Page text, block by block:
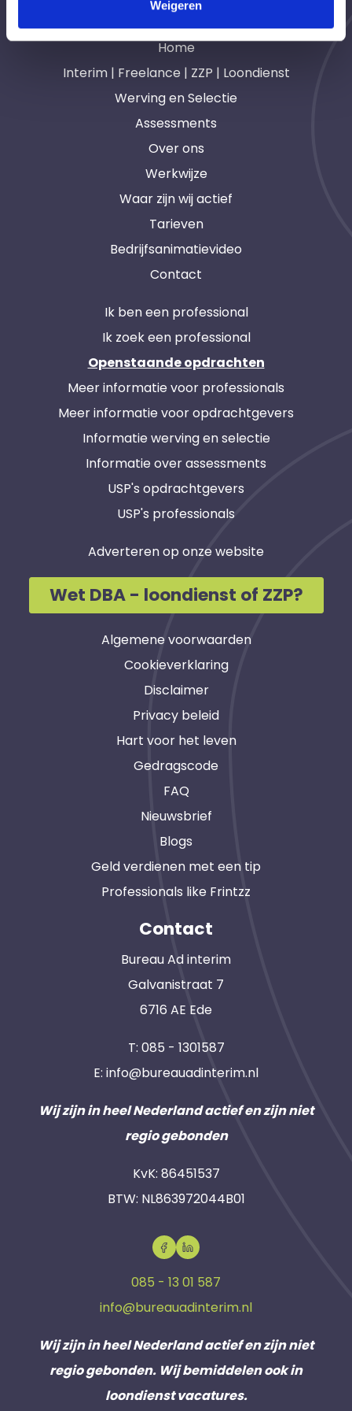
Weigeren
Navigatie
Home
Interim | Freelance | ZZP | Loondienst
Werving en Selectie
Assessments
Over ons
Werkwijze
Waar zijn wij actief
Tarieven
Bedrijfsanimatievideo
Contact
Ik ben een professional
Ik zoek een professional
Openstaande opdrachten
Meer informatie voor professionals
Meer informatie voor opdrachtgevers
Informatie werving en selectie
Informatie over assessments
USP's opdrachtgevers
USP's professionals
Adverteren op onze website
Wet DBA - loondienst of ZZP?
Algemene voorwaarden
Cookieverklaring
Disclaimer
Privacy beleid
Hart voor het leven
Gedragscode
FAQ
Nieuwsbrief
Blogs
Geld verdienen met een tip
Professionals like Frintzz
Contact
Bureau Ad interim
Galvanistraat 7
6716 AE Ede
T: 085 - 1301587
E: info@bureauadinterim.nl
Wij zijn in heel Nederland actief en zijn niet
regio gebonden
KvK: 86451537
BTW: NL863972044B01
085 - 13 01 587
info@bureauadinterim.nl
Wij zijn in heel Nederland actief en zijn niet
regio gebonden. Wij bemiddelen ook in
loondienst vacatures.